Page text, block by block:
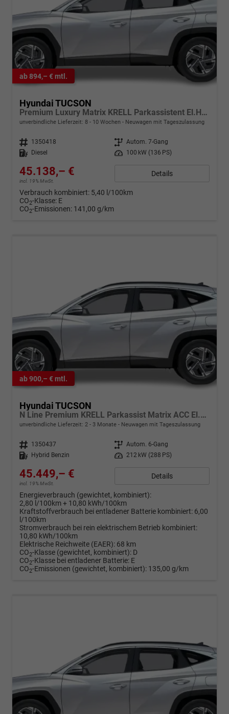
ab 894,– € mtl.
Hyundai TUCSON
Premium Luxury Matrix KRELL Parkassistent El.Heck
unverbindliche Lieferzeit: 8 - 10 Wochen Neuwagen mit Tageszulassung
Fahrzeugnr. 1350418 Getriebe Autom. 7-Gang
Kraftstoff
Diesel Leistung 100 kW (136 PS)
45.138,– €
incl. 19% MwSt.
Details
Verbrauch kombiniert: 5,40 l/100km
CO2-Klasse: E
CO2-Emissionen: 141,00 g/km
ab 900,– € mtl.
Hyundai TUCSON
N Line Premium KRELL Parkassist Matrix ACC El.Heck
unverbindliche Lieferzeit: 2 - 3 Monate Neuwagen mit Tageszulassung
Fahrzeugnr. 1350437 Getriebe Autom. 6-Gang
Kraftstoff
Hybrid Benzin Leistung 212 kW (288 PS)
45.449,– €
incl. 19% MwSt.
Details
Energieverbrauch (gewichtet, kombiniert):
2,80 l/100km + 10,80 kWh/100km
Kraftstoffverbrauch bei entladener Batterie kombiniert: 6,00
l/100km
Stromverbrauch bei rein elektrischem Betrieb kombiniert:
10,80 kWh/100km
Elektrische Reichweite (EAER): 68 km
CO2-Klasse (gewichtet, kombiniert): D
CO2-Klasse bei entladener Batterie: E
CO2-Emissionen (gewichtet, kombiniert): 135,00 g/km